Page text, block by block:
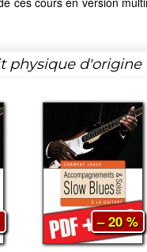
physique d'origine
– 20 %